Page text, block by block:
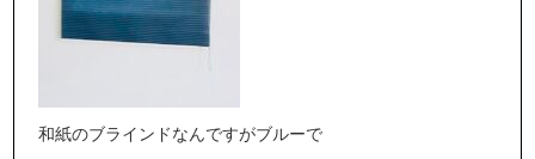
和紙のブラインドなんですがブルーで